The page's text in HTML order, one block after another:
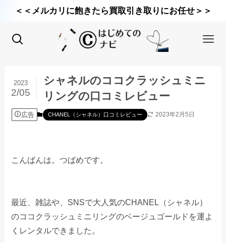
＜＜メルカリに飽きたら買取引き取りにお任せ＞＞
シャネルのココクラッシュミニ
リングの口コミレビュー
2023
2/05
広告 CHANEL（シャネル）口コミレビュー 2023年2月5日
こんばんは。つばめです。
最近、雑誌や、SNSで大人気のCHANEL（シャネル）
のココクラッシュミニリングのベージュゴールドを運よ
くレンタルできました。